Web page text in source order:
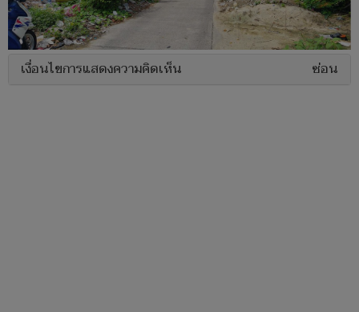
เงื่อนไขการแสดงความคิดเห็น ซ่อน